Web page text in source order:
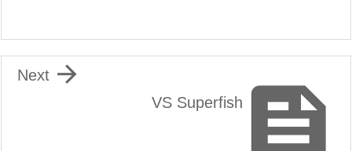

VS Superfish

Next